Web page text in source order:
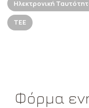
Ηλεκτρονική
ΤΕΕ
Φόρμα